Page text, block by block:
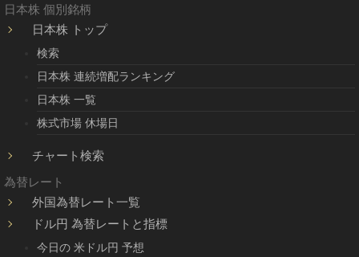
日本株 個別銘柄
日本株 トップ
検索
日本株 連続増配ランキング
日本株 一覧
株式市場 休場日
チャート検索
為替レート
外国為替レート一覧
ドル円 為替レートと指標
今日の 米ドル円 予想